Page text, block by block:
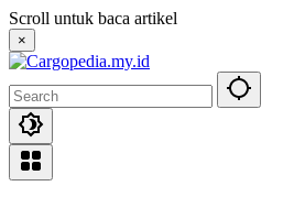
Skip
to
content
Scroll untuk baca artikel
×